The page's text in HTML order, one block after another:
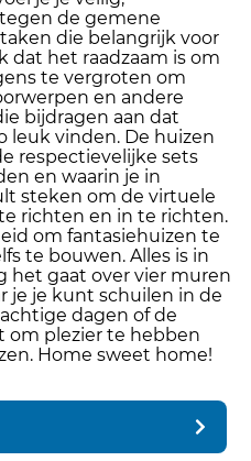
de gemene
die belangrijk voor
dat het raadzaam is om
te vergroten om
en andere
bijdragen aan dat
leuk vinden. De huizen
respectievelijke sets
en waarin je in
steken om de virtuele
richten en in te richten.
om fantasiehuizen te
te bouwen. Alles is in
het gaat over vier muren
je je kunt schuilen in de
dagen of de
​​om plezier te hebben
Home sweet home!